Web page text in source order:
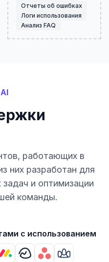
Отчеты об ошибках
Логи использования
Анализ FAQ
работающих в
них разработан для
и оптимизации
команды.
с использованием